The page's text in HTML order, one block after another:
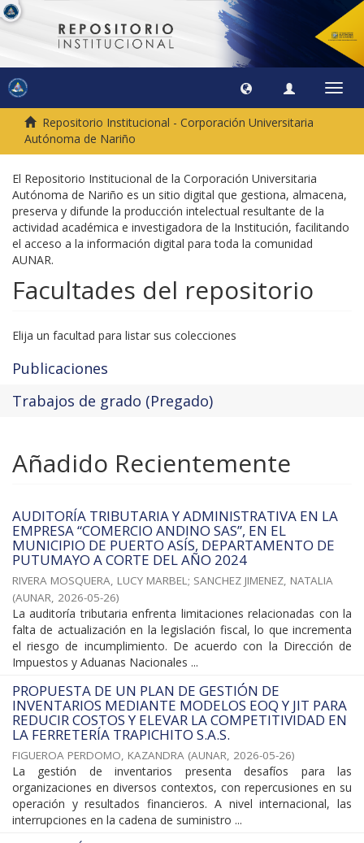
Repositorio Institucional - Corporación Universitaria
Autónoma de Nariño
El Repositorio Institucional de la Corporación Universitaria
Autónoma de Nariño es un sitio digital que gestiona, almacena,
preserva y difunde la producción intelectual resultante de la
actividad académica e investigadora de la Institución, facilitando
el acceso a la información digital para toda la comunidad
AUNAR.
Facultades del repositorio
Elija un facultad para listar sus colecciones
Publicaciones
Trabajos de grado (Pregado)
Añadido Recientemente
AUDITORÍA TRIBUTARIA Y ADMINISTRATIVA EN LA
EMPRESA “COMERCIO ANDINO SAS”, EN EL
MUNICIPIO DE PUERTO ASÍS, DEPARTAMENTO DE
PUTUMAYO A CORTE DEL AÑO 2024
RIVERA MOSQUERA, LUCY MARBEL; SANCHEZ JIMENEZ, NATALIA
(AUNAR, 2026-05-26)
La auditoría tributaria enfrenta limitaciones relacionadas con la
falta de actualización en la legislación fiscal, lo que incrementa
el riesgo de incumplimiento. De acuerdo con la Dirección de
Impuestos y Aduanas Nacionales ...
PROPUESTA DE UN PLAN DE GESTIÓN DE
INVENTARIOS MEDIANTE MODELOS EOQ Y JIT PARA
REDUCIR COSTOS Y ELEVAR LA COMPETITIVIDAD EN
LA FERRETERÍA TRAPICHITO S.A.S.
FIGUEROA PERDOMO, KAZANDRA (AUNAR, 2026-05-26)
La gestión de inventarios presenta desafíos para las
organizaciones en diversos contextos, con repercusiones en su
operación y resultados financieros. A nivel internacional, las
interrupciones en la cadena de suministro ...